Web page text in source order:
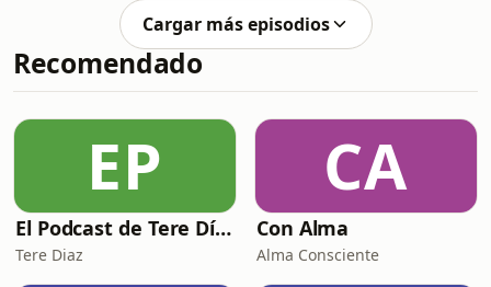
han circulado rumores, polémicas y
reportes sobre sus millonarios gastos,
sus supuestos excesos y su relación
con el mundo de los juegos de azar.
cierto detrás de estas versiones, cómo
ha manejado su enorme patrimonio y
por qu
Cargar más episodios
Recomendado
EP
El Podcast de Tere Díaz
Tere Diaz
CA
Con Alma
Alma Consciente